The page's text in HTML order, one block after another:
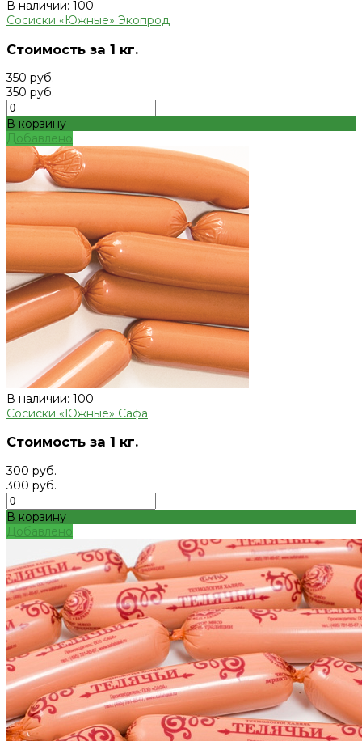
В наличии: 100
Сосиски «Южные» Экопрод
Стоимость за 1 кг.
350 руб.
350 руб.
В корзину
Добавлено
В наличии: 100
Сосиски «Южные» Сафа
Стоимость за 1 кг.
300 руб.
300 руб.
В корзину
Добавлено